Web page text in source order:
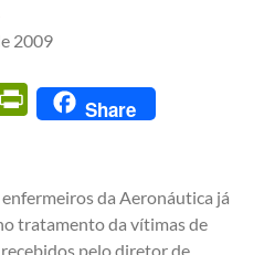
2009
PrintFriendly
Share
da Aeronáutica já
tratamento da vítimas de
pelo diretor de